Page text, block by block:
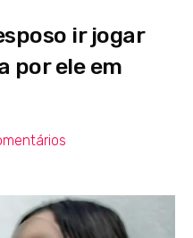
ir jogar
por ele em